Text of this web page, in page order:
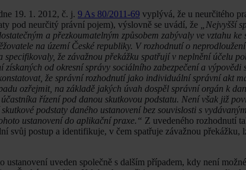
19. 1. 2012, č. j. 9 As 80/2011-69 vyplývá, že u neurčitého
pod neurčitý právní pojem), výslovně se uvádí, že
„Nejvyšší
a přezkoumatelným způsobem zabývaly ve vztahu
na území České republiky. V rozhodnutí o
že závažnou překážku spatřují v neplnění účelu
získaných od okresní správy sociálního zabezpečení a
že správní rozhodnutí jako individuální správní akt
ozřejmit, na základě jakých úvah dospěl správní orgán k
řízení pod danou skutkovou podstatu. Není však již
podstaty daného ustanovení bez souvislosti s
ustanovení do aplikační praxe.“ Z uvedeného rozhodnutí
svůj postup a identifikuje, v čem spatřuje závažnou
ustanovení uveden společně s dalším případem, kdy není